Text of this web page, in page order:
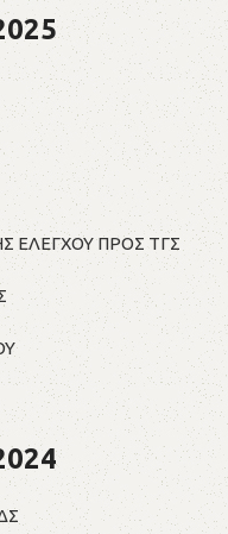
ΕΛΕΓΧΟΥ ΠΡΟΣ ΤΓΣ